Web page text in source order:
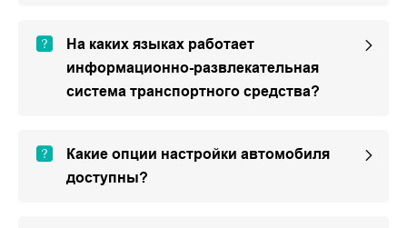
На каких языках работает
информационно-развлекательная
система транспортного средства?
Какие опции настройки автомобиля
доступны?